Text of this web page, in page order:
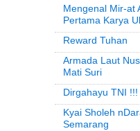
Mengenal Mir-at
Pertama Karya
Reward Tuhan
Armada Laut
Mati Suri
Dirgahayu TNI !!!
Kyai Sholeh
Semarang